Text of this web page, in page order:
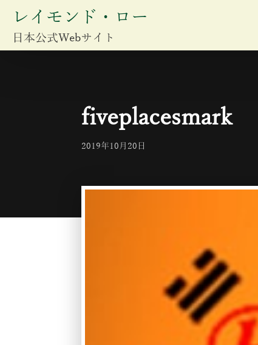
レイモンド・ロー
日本公式Webサイト
fiveplacesmark
2019年10月20日